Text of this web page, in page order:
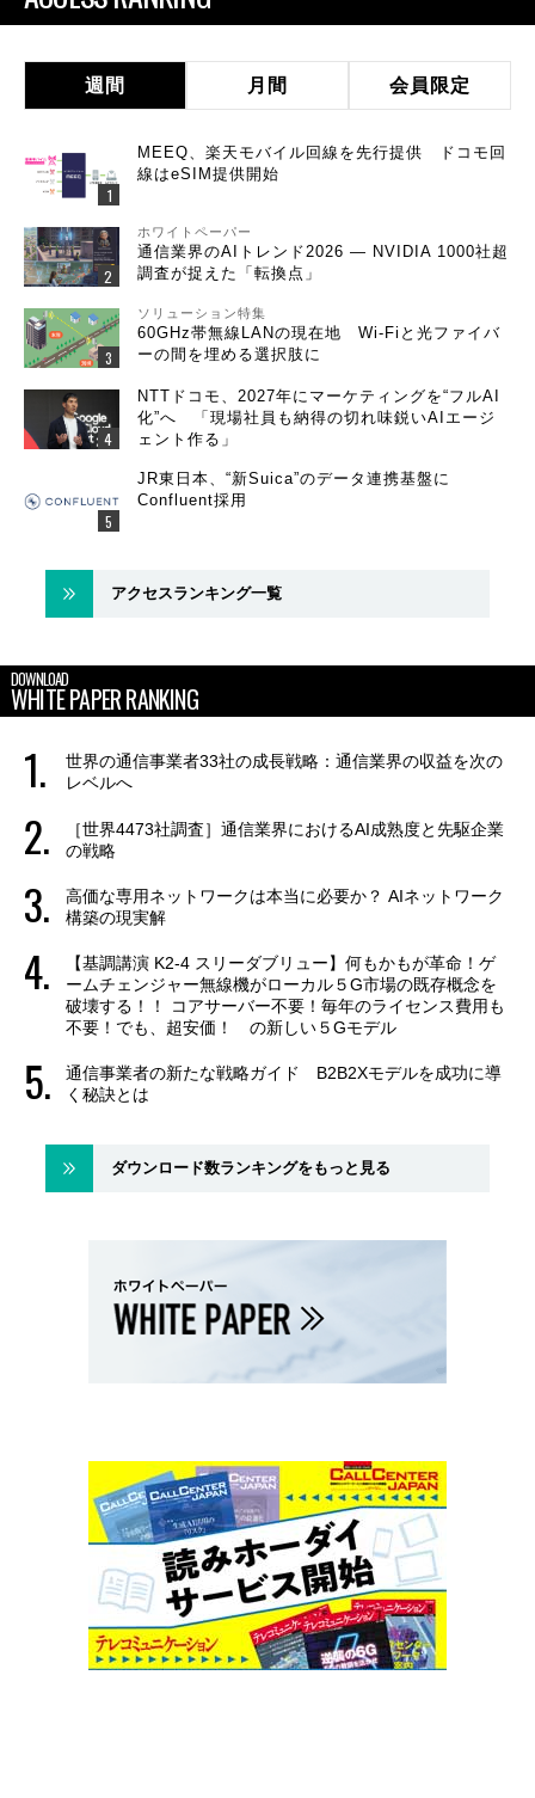
週間 月間 会員限定
MEEQ、楽天モバイル回線を先行提供 ドコモ回
線はeSIM提供開始
ホワイトペーパー
通信業界のAIトレンド2026 ― NVIDIA 1000社超
調査が捉えた「転換点」
ソリューション特集
60GHz帯無線LANの現在地 Wi-Fiと光ファイバ
ーの間を埋める選択肢に
NTTドコモ、2027年にマーケティングを“フルAI
化”へ 「現場社員も納得の切れ味鋭いAIエージ
ェント作る」
JR東日本、“新Suica”のデータ連携基盤に
Confluent採用
アクセスランキング一覧
DOWNLOAD
WHITE PAPER RANKING
世界の通信事業者33社の成長戦略：通信業界の収益を次の
レベルへ
［世界4473社調査］通信業界におけるAI成熟度と先駆企業
の戦略
高価な専用ネットワークは本当に必要か？ AIネットワーク
構築の現実解
【基調講演 K2-4 スリーダブリュー】何もかもが革命！ゲ
ームチェンジャー無線機がローカル５G市場の既存概念を
破壊する！！ コアサーバー不要！毎年のライセンス費用も
不要！でも、超安価！ の新しい５Gモデル
通信事業者の新たな戦略ガイド B2B2Xモデルを成功に導
く秘訣とは
ダウンロード数ランキングをもっと見る